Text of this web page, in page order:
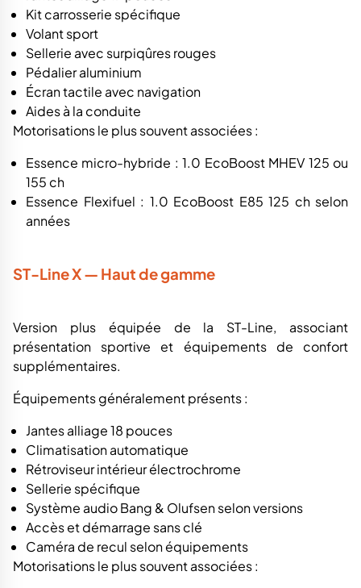
Kit carrosserie spécifique
Volant sport
Sellerie avec surpiqûres rouges
Pédalier aluminium
Écran tactile avec navigation
Aides à la conduite
Motorisations le plus souvent associées :
Essence micro-hybride : 1.0 EcoBoost MHEV 125 ou
155 ch
Essence Flexifuel : 1.0 EcoBoost E85 125 ch selon
années
ST-Line X — Haut de gamme
Version plus équipée de la ST-Line, associant
présentation sportive et équipements de confort
supplémentaires.
Équipements généralement présents :
Jantes alliage 18 pouces
Climatisation automatique
Rétroviseur intérieur électrochrome
Sellerie spécifique
Système audio Bang & Olufsen selon versions
Accès et démarrage sans clé
Caméra de recul selon équipements
Motorisations le plus souvent associées :